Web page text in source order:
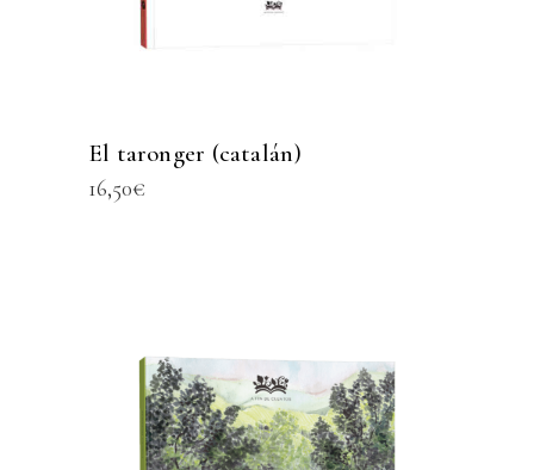
El taronger (catalán)
16,50€